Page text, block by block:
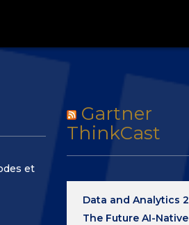
et
Gartner
ThinkCast
Data and Analytics
The Future AI-Native